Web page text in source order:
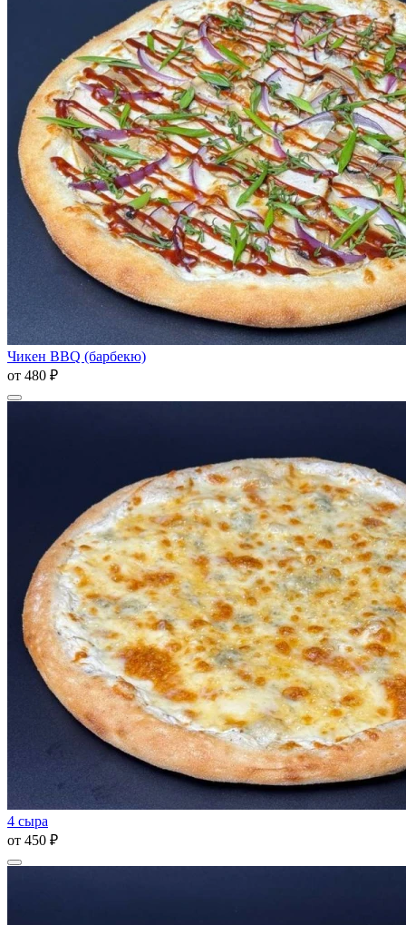
Чикен BBQ (барбекю)
от 480 ₽
4 сыра
от 450 ₽